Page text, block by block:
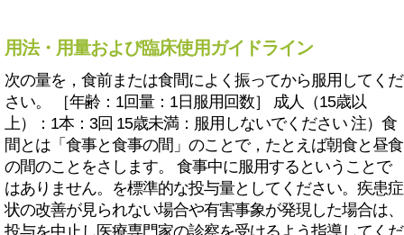
用法・用量および臨床使用ガイドライン
次の量を，食前または食間によく振ってから服用してくだ
さい。 ［年齢：1回量：1日服用回数］ 成人（15歳以
上）：1本：3回 15歳未満：服用しないでください 注）食
間とは「食事と食事の間」のことで，たとえば朝食と昼食
の間のことをさします。 食事中に服用するということで
はありません。を標準的な投与量としてください。疾患症
状の改善が見られない場合や有害事象が発現した場合は、
投与を中止し医療専門家の診察を受けるよう指導してくだ